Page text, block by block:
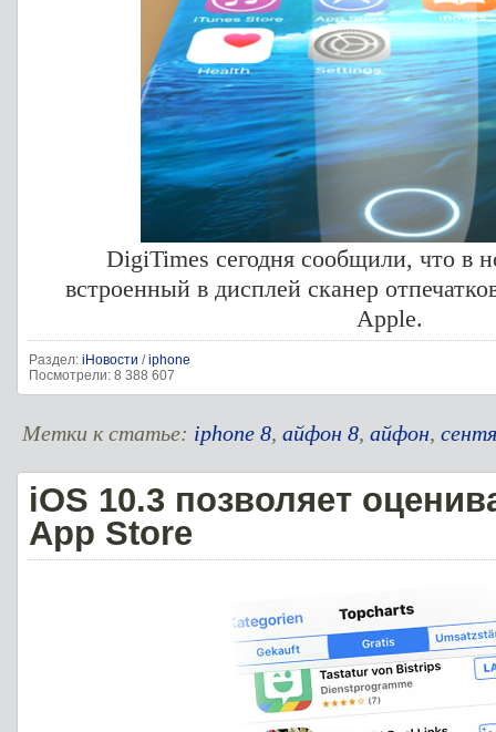
DigiTimes сегодня сообщили, что в
встроенный в дисплей сканер
Apple.
Раздел: iНовости /iphone
Посмотрели: 8 388 607
Метки к статье: iphone 8, айфон 8, айфон,
iOS 10.3 позволяет
App Store